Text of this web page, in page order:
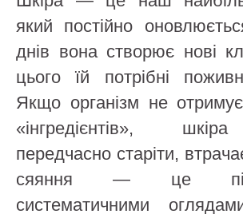
який постійно
днів вона створює нові
цього їй потрібні
Якщо організм не
«інгредієнтів»,
передчасно старіти,
сяяння — це
систематичними